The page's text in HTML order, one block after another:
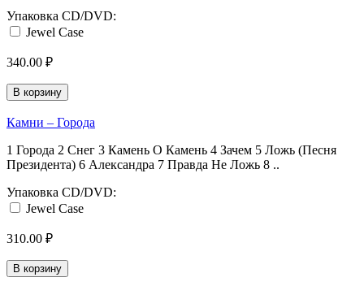
Упаковка CD/DVD:
Jewel Case
340.00 ₽
В корзину
Камни ‎– Города
1 Города 2 Снег 3 Камень О Камень 4 Зачем 5 Ложь (Песня
Президента) 6 Александра 7 Правда Не Ложь 8 ..
Упаковка CD/DVD:
Jewel Case
310.00 ₽
В корзину